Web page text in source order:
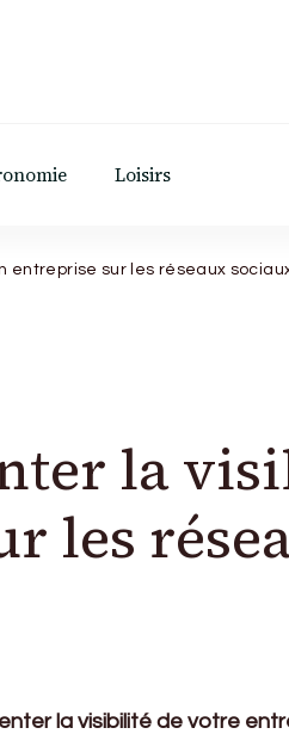
Loisirs
sur les réseaux
la
les
la visibilité de votre